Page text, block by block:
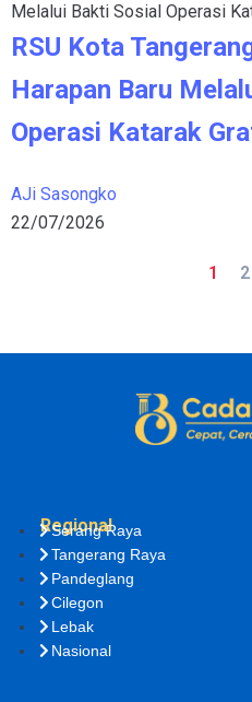
RSU Kota
Harapan Baru
Operasi Katarak
AJi Sasongko
22/07/2026
1 2
Regional
Serang Raya
Tangerang Raya
Pandeglang
Cilegon
Lebak
Nasional